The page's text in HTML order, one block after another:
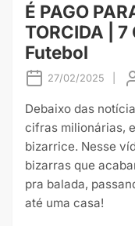
É PAGO
TORCIDA |
Futebol
27/02/2025
Debaixo das
cifras milionárias,
bizarrice. Nesse
bizarras que
pra balada,
até uma casa!